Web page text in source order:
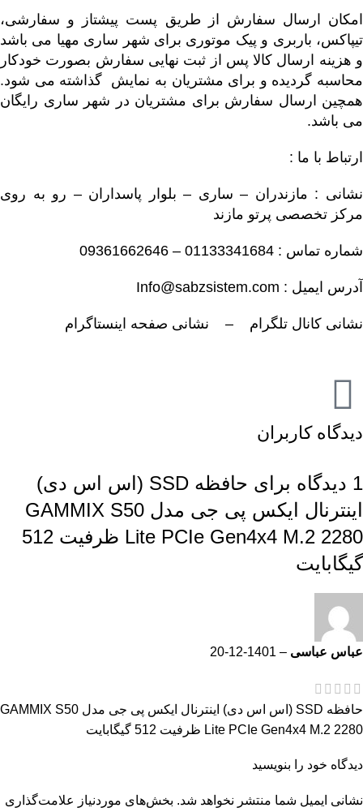
امکان ارسال سفارش از طریق پست پیشتاز و سفارشی،
تیپاکس، باربری و پیک موتوری برای شهر ساری مهیا می باشد
و هزینه ارسال کالا پس از ثبت نهایی سفارش بصورت خودکار
محاسبه گردیده و برای مشتریان به نمایش گذاشته می شود.
همچین ارسال سفارش برای مشتریان در شهر ساری رایگان
می باشد.
ارتباط با ما :
نشانی : مازندران – ساری – بلوار پاسداران – رو به روی
مرکز تخصصی پرتو مازند
شماره تماس : 01133341684 – 09361662646
آدرس ایمیل : Info@sabzsistem.com
نشانی کانال تلگرام – نشانی صفحه اینستاگرام
دیدگاه کاربران
1 دیدگاه برای
حافظه SSD (اس اس دی)
اینترنال ایکس پی جی مدل GAMMIX S50
Lite PCIe Gen4x4 M.2 2280 ظرفیت 512
گیگابایت
عباس عباسی –
1401-12-20
حافظه SSD (اس اس دی) اینترنال ایکس پی جی مدل GAMMIX S50
Lite PCIe Gen4x4 M.2 2280 ظرفیت 512 گیگابایت
دیدگاه خود را بنویسید
نشانی ایمیل شما منتشر نخواهد شد. بخش‌های موردنیاز علامت‌گذاری